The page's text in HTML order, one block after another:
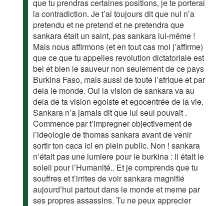
que tu prendras certaines positions, je te porterai
la contradiction. Je t’ai toujours dit que nul n’a
pretendu et ne pretend et ne pretendra que
sankara était un saint, pas sankara lui-même !
Mais nous affirmons (et en tout cas moi j’affirme)
que ce que tu appelles revolution dictatoriale est
bel et bien le sauveur non seulement de ce pays
Burkina Faso, mais aussi de toute l’afrique et par
dela le monde. Oui la vision de sankara va au
dela de ta vision egoiste et egocentrée de la vie.
Sankara n’a jamais dit que lui seul pouvait .
Commence par t’impregner objectivement de
l’ideologie de thomas sankara avant de venir
sortir ton caca ici en plein public. Non ! sankara
n’était pas une lumiere pour le burkina : il était le
soleil pour l’Humanité.. Et je comprends que tu
souffres et t’irrites de voir sankara magnifié
aujourd’hui partout dans le monde et meme par
ses propres assassins. Tu ne peux apprecier